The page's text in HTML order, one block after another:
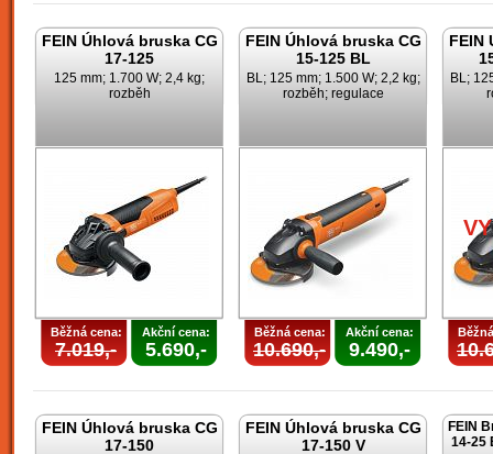
FEIN Úhlová bruska CG
17-125
125 mm; 1.700 W; 2,4 kg;
rozběh
Běžná cena:
7.019,-
Akční cena:
5.690,-
FEIN Úhlová bruska CG
15-125 BL
BL; 125 mm; 1.500 W; 2,2 kg;
rozběh; regulace
Běžná cena:
10.690,-
Akční cena:
9.490,-
FEIN
BL;
FEIN Úhlová bruska CG
17-150
FEIN Úhlová bruska CG
17-150 V
FEIN
14-25